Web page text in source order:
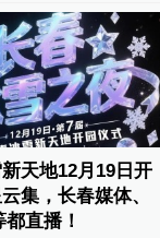
天地12月19日开
集，长春媒体、
直播！